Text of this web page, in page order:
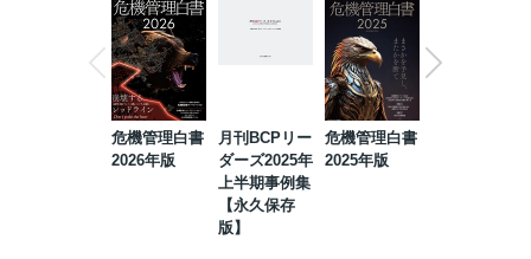
危機管理白書
2026年版
月刊BCPリー
ダーズ2025年
上半期事例集
【永久保存
版】
危機管理白書
2025年版